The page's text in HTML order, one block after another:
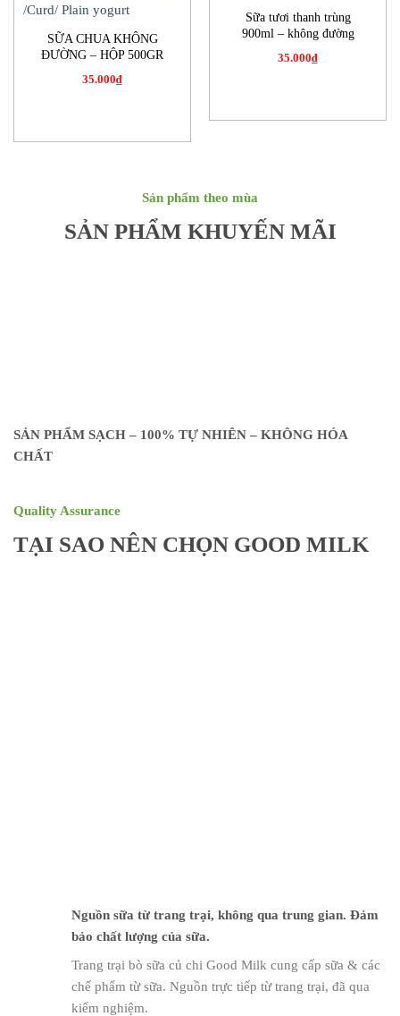
SỮA CHUA KHÔNG
ĐƯỜNG – HỘP 500GR
35.000₫
Sữa tươi thanh trùng
900ml – không đường
35.000₫
Sản phẩm theo mùa
SẢN PHẨM KHUYẾN MÃI
SẢN PHẨM SẠCH – 100% TỰ NHIÊN – KHÔNG HÓA
CHẤT
Quality Assurance
TẠI SAO NÊN CHỌN GOOD MILK
Nguồn sữa từ trang trại, không qua trung gian. Đảm
bảo chất lượng của sữa.
Trang trại bò sữa củ chi Good Milk cung cấp sữa & các
chế phẩm từ sữa. Nguồn trực tiếp từ trang trại, đã qua
kiểm nghiệm.